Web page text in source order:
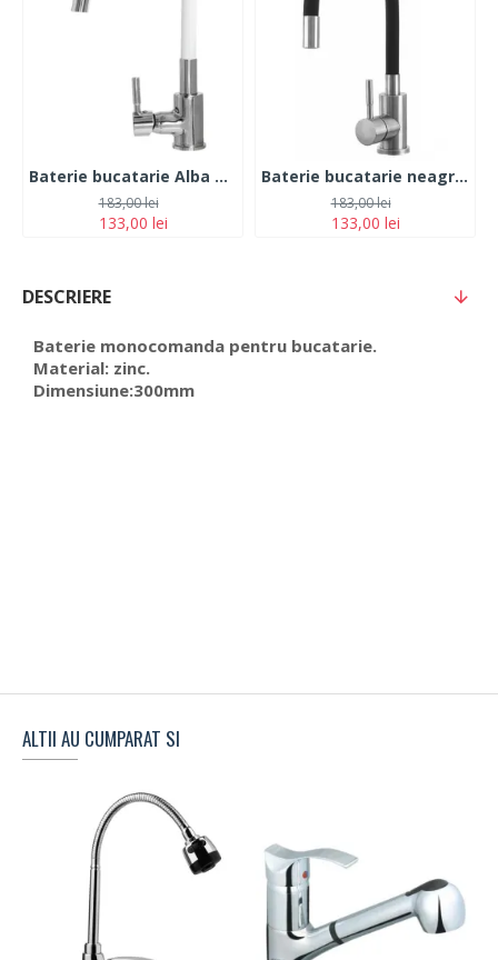
Baterie bucatarie Alba Pipa flexibila Monocomanda Cauciucata, Fleko FZXI-CW451
133,00 lei
183,00 lei
Baterie bucatarie neagra, otel Inoxidabil, pipa flexibila, monocomanda cauciucata, FLEKO FZXI-CD451
133,00 lei
183,00 lei
DESCRIERE
Baterie monocomanda pentru bucatarie.
Material: zinc.
Dimensiune:300mm
ALTII AU CUMPARAT SI